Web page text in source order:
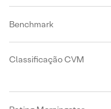
Benchmark
Classificação CVM